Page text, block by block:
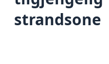
strandsone